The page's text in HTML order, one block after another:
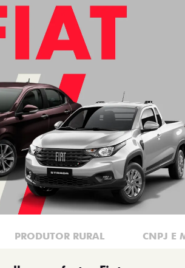
PRODUTOR RURAL CNPJ E